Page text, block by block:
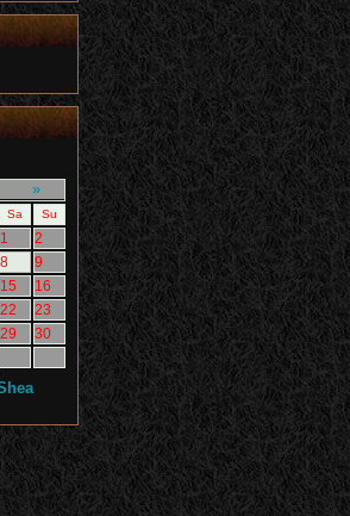
»
Sa Su
1
2
8
9
15
16
22
23
29
30